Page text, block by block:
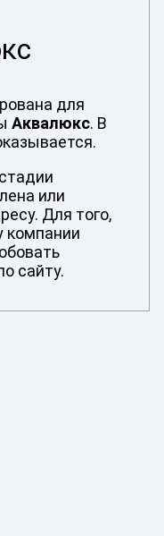
для
Аквалюкс. В
или
Для того,
компании
сайту.